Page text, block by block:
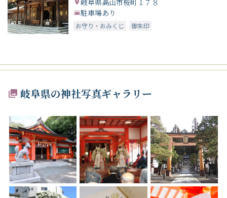
岐阜県高山市桜町１７８
駐車場あり
お守り・おみくじ 御朱印
岐阜県の神社写真ギャラリー